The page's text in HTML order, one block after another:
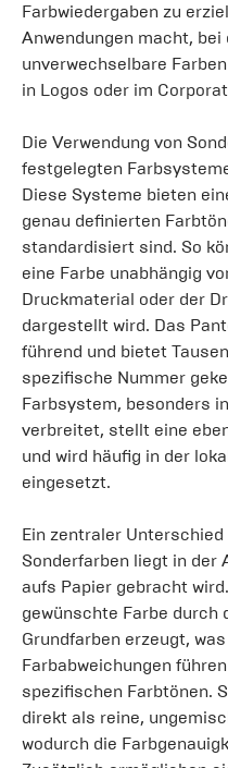
Farbwiedergaben zu
Anwendungen macht,
unverwechselbare
in Logos oder im
Die Verwendung von
festgelegten
Diese Systeme bieten
genau definierten
standardisiert sind. So
eine Farbe unabhängig
Druckmaterial oder der
dargestellt wird. Das
führend und bietet
spezifische Nummer
Farbsystem, besonders
verbreitet, stellt eine
und wird häufig in der
eingesetzt.
Ein zentraler Unterschied
Sonderfarben liegt in der
aufs Papier gebracht
gewünschte Farbe durch
Grundfarben erzeugt,
Farbabweichungen
spezifischen Farbtönen.
direkt als reine,
wodurch die